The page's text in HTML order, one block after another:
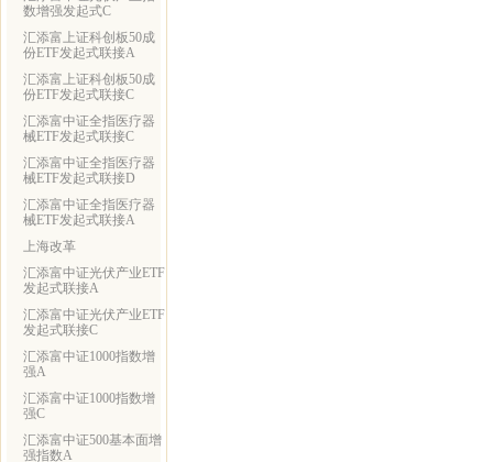
数增强发起式C
汇添富上证科创板50成
份ETF发起式联接A
汇添富上证科创板50成
份ETF发起式联接C
汇添富中证全指医疗器
械ETF发起式联接C
汇添富中证全指医疗器
械ETF发起式联接D
汇添富中证全指医疗器
械ETF发起式联接A
上海改革
汇添富中证光伏产业ETF
发起式联接A
汇添富中证光伏产业ETF
发起式联接C
汇添富中证1000指数增
强A
汇添富中证1000指数增
强C
汇添富中证500基本面增
强指数A